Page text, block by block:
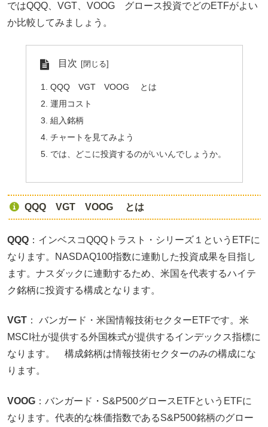
ではQQQ、VGT、VOOG グロース投資でどのETFがよい
か比較してみましょう。
目次
QQQ VGT VOOG とは
運用コスト
組入銘柄
チャートを見てみよう
では、どこに投資するのがいいんでしょうか。
QQQ VGT VOOG とは
QQQ ：インベスコQQQトラスト・シリーズ１というETFに
なります。NASDAQ100指数に連動した投資成果を目指し
ます。ナスダックに連動するため、米国を代表するハイテ
ク銘柄に投資する構成となります。
VGT ： バンガード・米国情報技術セクターETFです。米
MSCI社が提供する外国株式が提供するインデックス指標に
なります。 構成銘柄は情報技術セクターのみの構成にな
ります。
VOOG ：バンガード・S&P500グロースETFというETFに
なります。代表的な株価指数であるS&P500銘柄のグロー